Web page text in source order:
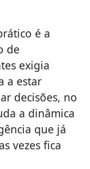
é a
de
exigia
a estar
decisões, no
a dinâmica
que já
vezes fica